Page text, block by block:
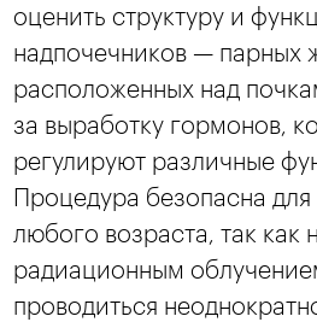
оценить структуру и
надпочечников — парных
расположенных над
за выработку гормонов,
регулируют различные
Процедура безопасна для
любого возраста, так как
радиационным
проводиться